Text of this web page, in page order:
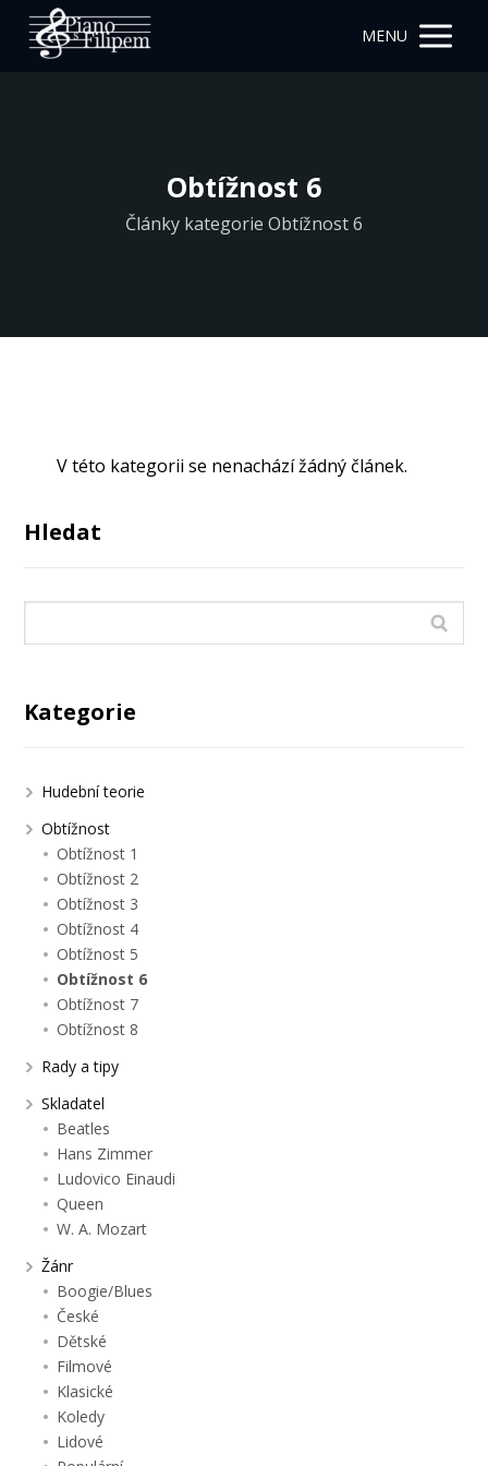
MENU
Obtížnost 6
Články kategorie Obtížnost 6
V této kategorii se nenachází žádný článek.
Hledat
Kategorie
Hudební teorie
Obtížnost
Obtížnost 1
Obtížnost 2
Obtížnost 3
Obtížnost 4
Obtížnost 5
Obtížnost 6
Obtížnost 7
Obtížnost 8
Rady a tipy
Skladatel
Beatles
Hans Zimmer
Ludovico Einaudi
Queen
W. A. Mozart
Žánr
Boogie/Blues
České
Dětské
Filmové
Klasické
Koledy
Lidové